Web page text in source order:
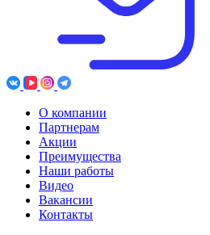
О компании
Партнерам
Акции
Преимущества
Наши работы
Видео
Вакансии
Контакты